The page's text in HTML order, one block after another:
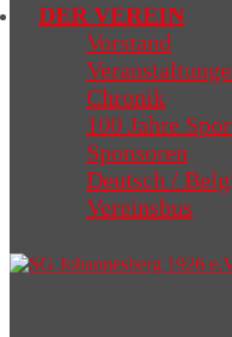
DER VEREIN
Vorstand
Chronik
100 Jahre
Sponsoren
Deutsch /
Vereinsbus